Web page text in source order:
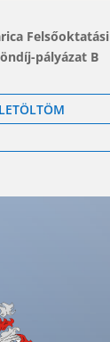
Felsőoktatási
pályázat B
LETÖLTÖM